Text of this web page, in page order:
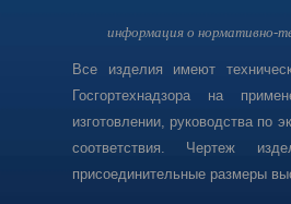
информация о нормативно-
Все изделия имеют
Госгортехнадзора на
изготовлении, руководства по
соответствия. Чертеж
присоединительные размеры